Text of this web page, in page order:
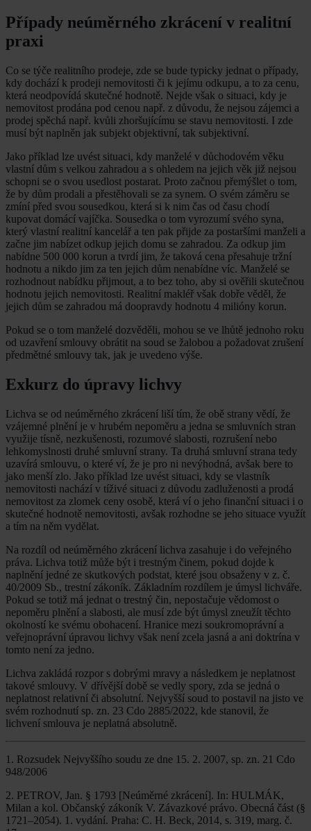
Případy neúměrného zkrácení v realitní
praxi
Co se týče realitního prodeje, zde se bude typicky jednat o případy,
kdy dochází k prodeji nemovitosti či k jejímu odkupu, a to za cenu,
která neodpovídá skutečné hodnotě. Nejde však o situaci, kdy je
nemovitost prodána pod cenou např. z důvodu, že nejsou zájemci a
prodej spěchá např. kvůli zhoršujícímu se stavu nemovitosti. I zde
musí být naplněn jak subjekt objektivní, tak subjektivní.
Jako příklad lze uvést situaci, kdy manželé v důchodovém věku
vlastní dům s velkou zahradou a s ohledem na jejich věk již nejsou
schopni se o svou usedlost postarat. Proto začnou přemýšlet o tom,
že by dům prodali a přestěhovali se za synem. O svém záměru se
zmíní před svou sousedkou, která si k nim čas od času chodí
kupovat domácí vajíčka. Sousedka o tom vyrozumí svého syna,
který vlastní realitní kancelář a ten pak přijde za postaršími manželi a
začne jim nabízet odkup jejich domu se zahradou. Za odkup jim
nabídne 500 000 korun a tvrdí jim, že taková cena přesahuje tržní
hodnotu a nikdo jim za ten jejich dům nenabídne víc. Manželé se
rozhodnout nabídku přijmout, a to bez toho, aby si ověřili skutečnou
hodnotu jejich nemovitosti. Realitní makléř však dobře věděl, že
jejich dům se zahradou má doopravdy hodnotu 4 milióny korun.
Pokud se o tom manželé dozvěděli, mohou se ve lhůtě jednoho roku
od uzavření smlouvy obrátit na soud se žalobou a požadovat zrušení
předmětné smlouvy tak, jak je uvedeno výše.
Exkurz do úpravy lichvy
Lichva se od neúměrného zkrácení liší tím, že obě strany vědí, že
vzájemné plnění je v hrubém nepoměru a jedna se smluvních stran
využije tísně, nezkušenosti, rozumové slabosti, rozrušení nebo
lehkomyslnosti druhé smluvní strany. Ta druhá smluvní strana tedy
uzavírá smlouvu, o které ví, že je pro ni nevýhodná, avšak bere to
jako menší zlo. Jako příklad lze uvést situaci, kdy se vlastník
nemovitosti nachází v tíživé situaci z důvodu zadluženosti a prodá
nemovitost za zlomek ceny osobě, která ví o jeho finanční situaci i o
skutečné hodnotě nemovitosti, avšak rozhodne se jeho situace využít
a tím na něm vydělat.
Na rozdíl od neúměrného zkrácení lichva zasahuje i do veřejného
práva. Lichva totiž může být i trestným činem, pokud dojde k
naplnění jedné ze skutkových podstat, které jsou obsaženy v z. č.
40/2009 Sb., trestní zákoník. Základním rozdílem je úmysl lichváře.
Pokud se totiž má jednat o trestný čin, nepostačuje vědomost o
nepoměru plnění a slabosti, ale musí zde být úmysl zneužít těchto
okolností ke svému obohacení. Hranice mezi soukromoprávní a
veřejnoprávní úpravou lichvy však není zcela jasná a ani doktrína v
tomto není za jedno.
Lichva zakládá rozpor s dobrými mravy a následkem je neplatnost
takové smlouvy. V dřívější době se vedly spory, zda se jedná o
neplatnost relativní či absolutní. Nejvyšší soud to postavil na jisto ve
svém rozhodnutí sp. zn. 23 Cdo 2885/2022, kde stanovil, že
lichvení smlouva je neplatná absolutně.
1. Rozsudek Nejvyššího soudu ze dne 15. 2. 2007, sp. zn. 21 Cdo
948/2006
2. PETROV, Jan. § 1793 [Neúměrné zkrácení]. In: HULMÁK,
Milan a kol. Občanský zákoník V. Závazkové právo. Obecná část (§
1721–2054). 1. vydání. Praha: C. H. Beck, 2014, s. 319, marg. č.